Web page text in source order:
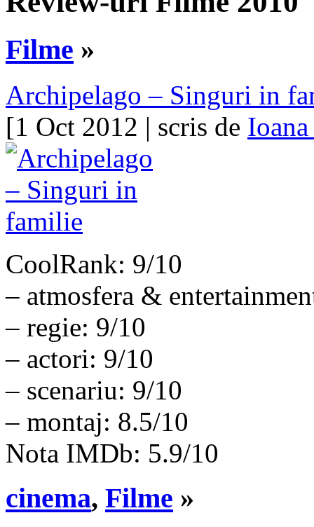
Filme »
Archipelago – Singuri in
[1 Oct 2012 | scris de
CoolRank: 9/10
– atmosfera &
– regie: 9/10
– actori: 9/10
– scenariu: 9/10
– montaj: 8.5/10
Nota IMDb: 5.9/10
cinema, Filme »